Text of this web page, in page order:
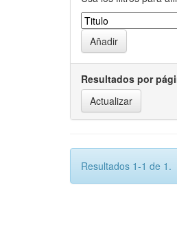
Resultados por
Resultados 1-1 de 1.